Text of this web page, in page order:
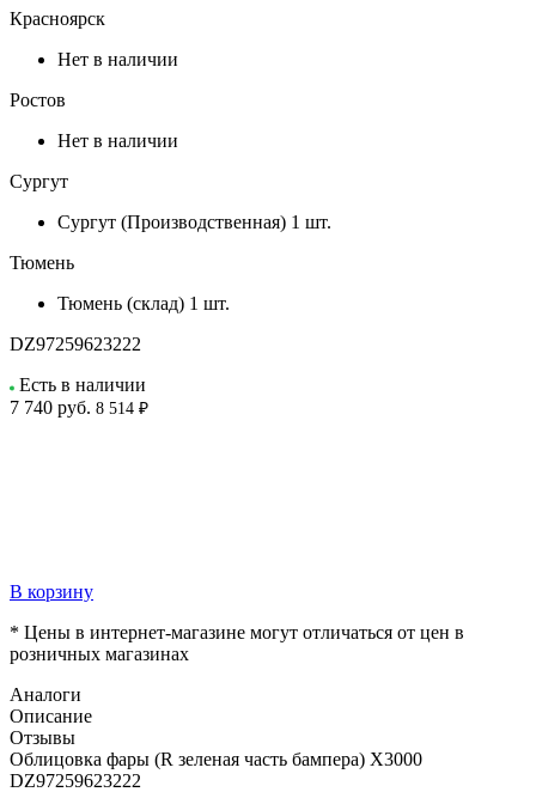
Красноярск
Нет в наличии
Ростов
Нет в наличии
Сургут
Сургут (Производственная) 1 шт.
Тюмень
Тюмень (склад) 1 шт.
DZ97259623222
Есть в наличии
7 740 руб. 8 514 ₽
В корзину
* Цены в интернет-магазине могут отличаться от цен в
розничных магазинах
Аналоги
Описание
Отзывы
Облицовка фары (R зеленая часть бампера) X3000
DZ97259623222